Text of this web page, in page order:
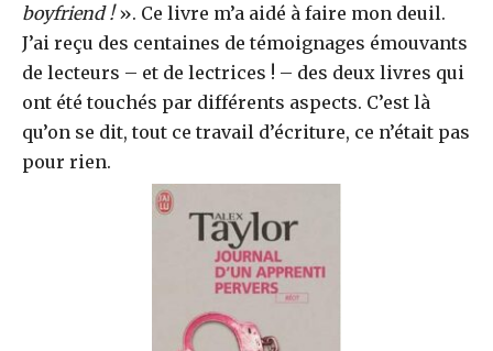
boyfriend !». Ce livre m’a aidé à faire mon deuil.
J’ai reçu des centaines de témoignages émouvants
de lecteurs – et de lectrices ! – des deux livres qui
ont été touchés par différents aspects. C’est là
qu’on se dit, tout ce travail d’écriture, ce n’était pas
pour rien.